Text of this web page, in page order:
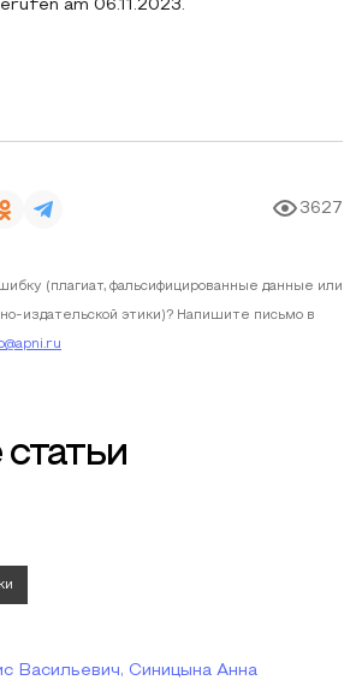
am 06.11.2023.
3627
(плагиат, фальсифицированные данные или
издательской этики)? Напишите письмо в
Васильевич, Синицына Анна